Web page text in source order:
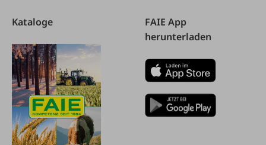
Kataloge
FAIE App
herunterladen